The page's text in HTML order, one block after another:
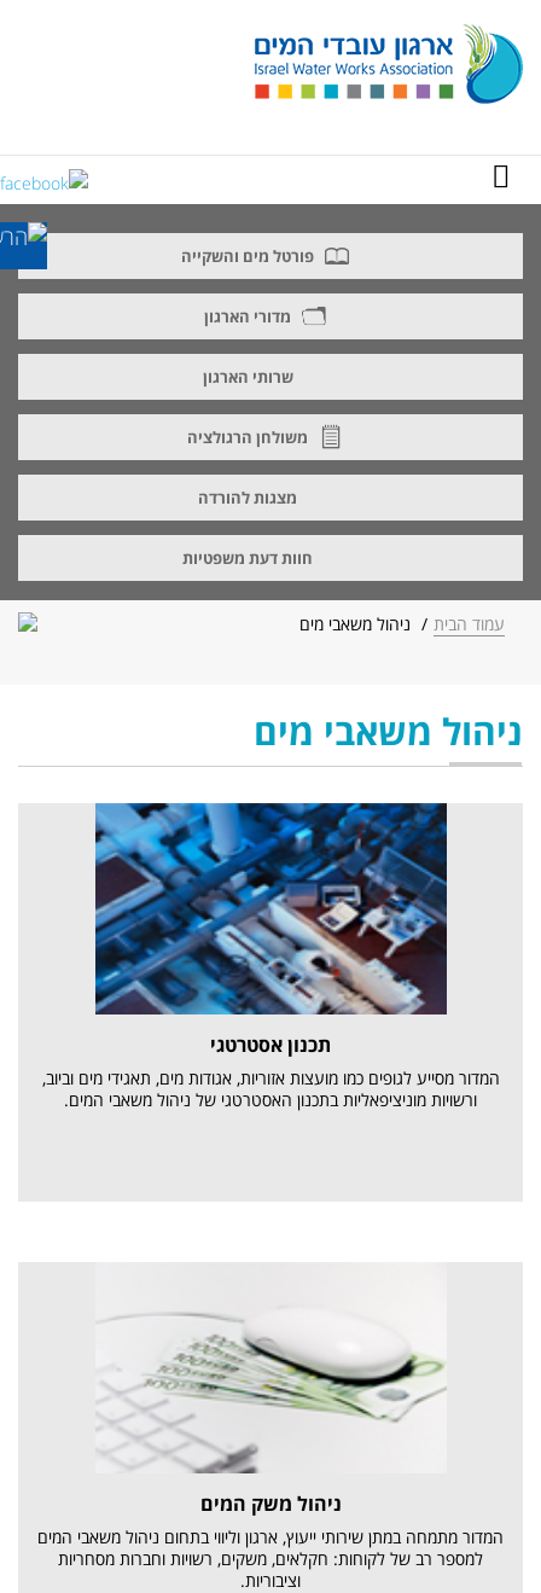
פורטל מים והשקייה
מדורי הארגון
שרותי הארגון
משולחן הרגולציה
מצגות להורדה
חוות דעת משפטיות
עמוד הבית ניהול משאבי מים
ניהול משאבי מים
תכנון אסטרטגי
המדור מסייע לגופים כמו מועצות אזוריות, אגודות מים, תאגידי מים וביוב,
ורשויות מוניציפאליות בתכנון האסטרטגי של ניהול משאבי המים.
ניהול משק המים
המדור מתמחה במתן שירותי ייעוץ, ארגון וליווי בתחום ניהול משאבי המים
למספר רב של לקוחות: חקלאים, משקים, רשויות וחברות מסחריות
וציבוריות.